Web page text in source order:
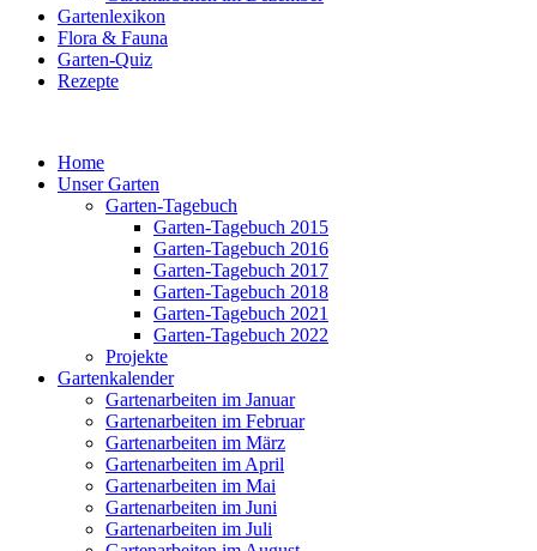
Gartenlexikon
Flora & Fauna
Garten-Quiz
Rezepte
Home
Unser Garten
Garten-Tagebuch
Garten-Tagebuch 2015
Garten-Tagebuch 2016
Garten-Tagebuch 2017
Garten-Tagebuch 2018
Garten-Tagebuch 2021
Garten-Tagebuch 2022
Projekte
Gartenkalender
Gartenarbeiten im Januar
Gartenarbeiten im Februar
Gartenarbeiten im März
Gartenarbeiten im April
Gartenarbeiten im Mai
Gartenarbeiten im Juni
Gartenarbeiten im Juli